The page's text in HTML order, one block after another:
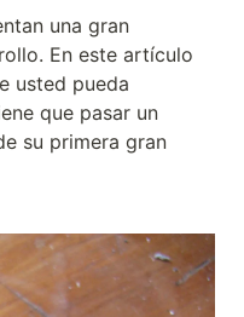
una gran
En este artículo
usted pueda
que pasar un
su primera gran